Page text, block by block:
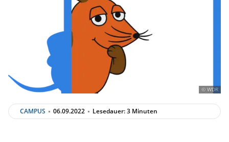
© WDR
CAMPUS 06.09.2022 Lesedauer: 3 Minuten